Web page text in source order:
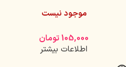
موجود نیست
105,000تومان
اطلاعات بیشتر